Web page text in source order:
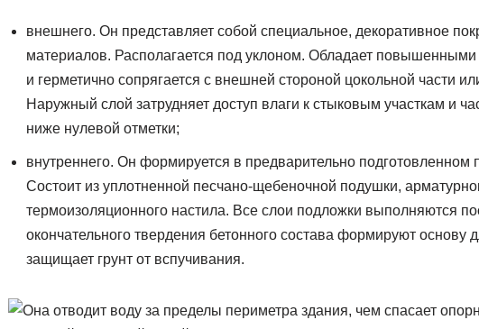
внешнего. Он представляет собой специальное, декоративное
материалов. Располагается под уклоном. Обладает
и герметично сопрягается с внешней стороной цокольной части
Наружный слой затрудняет доступ влаги к стыковым участкам и
ниже нулевой отметки;
внутреннего. Он формируется в предварительно подготовленном
Состоит из уплотненной песчано-щебеночной подушки,
термоизоляционного настила. Все слои подложки выполняются
окончательного твердения бетонного состава формируют
защищает грунт от вспучивания.